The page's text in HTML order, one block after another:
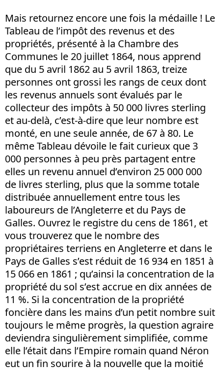
Mais retournez encore une fois la médaille ! Le
Tableau de l’impôt des revenus et des
propriétés, présenté à la Chambre des
Communes le 20 juillet 1864, nous apprend
que du 5 avril 1862 au 5 avril 1863, treize
personnes ont grossi les rangs de ceux dont
les revenus annuels sont évalués par le
collecteur des impôts à 50 000 livres sterling
et au-delà, c’est-à-dire que leur nombre est
monté, en une seule année, de 67 à 80. Le
même Tableau dévoile le fait curieux que 3
000 personnes à peu près partagent entre
elles un revenu annuel d’environ 25 000 000
de livres sterling, plus que la somme totale
distribuée annuellement entre tous les
laboureurs de l’Angleterre et du Pays de
Galles. Ouvrez le registre du cens de 1861, et
vous trouverez que le nombre des
propriétaires terriens en Angleterre et dans le
Pays de Galles s’est réduit de 16 934 en 1851 à
15 066 en 1861 ; qu’ainsi la concentration de la
propriété du sol s’est accrue en dix années de
11 %. Si la concentration de la propriété
foncière dans les mains d’un petit nombre suit
toujours le même progrès, la question agraire
deviendra singulièrement simplifiée, comme
elle l’était dans l’Empire romain quand Néron
eut un fin sourire à la nouvelle que la moitié